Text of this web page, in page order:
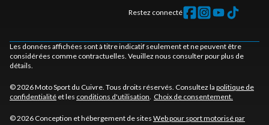
Restez connecté
Les données affichées sont à titre indicatif seulement et ne peuvent être
considérées comme contractuelles. Veuillez nous consulter pour plus de
détails.
© 2026 Moto Sport du Cuivre. Tous droits réservés. Consultez la politique de
confidentialité et les conditions d'utilisation. Choix de consentement.
© 2026 Conception et hébergement de sites Web pour sport motorisé par